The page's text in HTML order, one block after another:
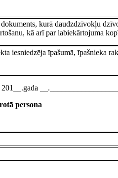
kurā daudzdzīvokļu
kā arī par labiekārtojuma
iesniedzēja īpašumā, īpašnieka
persona